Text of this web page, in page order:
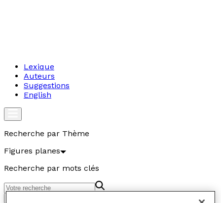
Lexique
Auteurs
Suggestions
English
Recherche par Thème
Figures planes
Recherche par mots clés